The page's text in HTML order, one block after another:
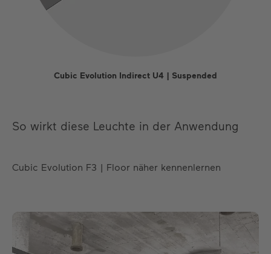
Cubic Evolution Indirect U4 | Suspended
So wirkt diese Leuchte in der Anwendung
Cubic Evolution F3 | Floor näher kennenlernen